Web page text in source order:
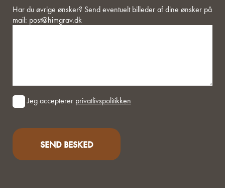
stenen?
gravstenen
stå
på?
Besked
Har du øvrige ønsker? Send eventuelt billeder af dine ønsker på
mail: post@himgrav.dk
ConsentJeg accepterer privatlivspolitikken